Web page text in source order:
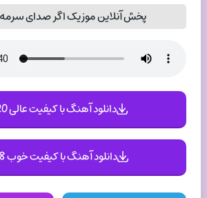
پخش آنلاین موزیک اگر صدای
دانلود آهنگ با کیفیت عالی 320
دانلود آهنگ با کیفیت خوب 128